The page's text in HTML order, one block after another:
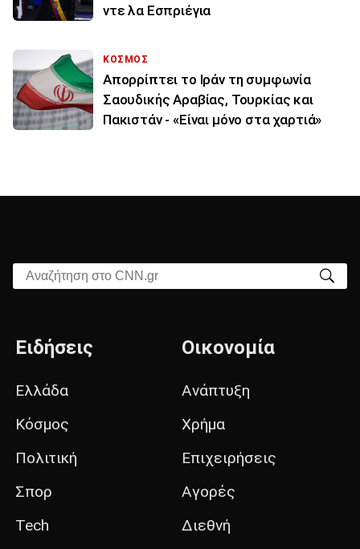
ντε λα Εσπριέγια
ΚΟΣΜΟΣ
Απορρίπτει το Ιράν τη συμφωνία
Σαουδικής Αραβίας, Τουρκίας και
Πακιστάν - «Είναι μόνο στα χαρτιά»
Αναζήτηση στο CNN.gr
Ειδήσεις
Ελλάδα
Κόσμος
Πολιτική
Σπορ
Tech
Οικονομία
Ανάπτυξη
Χρήμα
Επιχειρήσεις
Αγορές
Διεθνή